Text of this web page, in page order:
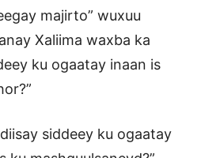
majirto” wuxuu
Xaliima waxba ka
ku ogaatay inaan is
siddeey ku ogaatay